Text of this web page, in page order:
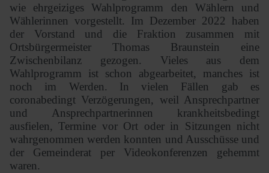
wie ehrgeiziges Wahlprogramm den Wählern und
Wählerinnen vorgestellt. Im Dezember 2022 haben
der Vorstand und die Fraktion zusammen mit
Ortsbürgermeister Thomas Braunstein eine
Zwischenbilanz gezogen. Vieles aus dem
Wahlprogramm ist schon abgearbeitet, manches ist
noch im Werden. In vielen Fällen gab es
coronabedingt Verzögerungen, weil Ansprechpartner
und Ansprechpartnerinnen krankheitsbedingt
ausfielen, Termine vor Ort oder in Sitzungen nicht
wahrgenommen werden konnten und Ausschüsse und
der Gemeinderat per Videokonferenzen gehemmt
waren.